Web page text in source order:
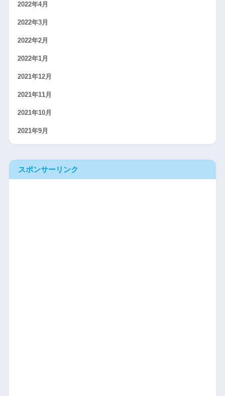
2022年4月
2022年3月
2022年2月
2022年1月
2021年12月
2021年11月
2021年10月
2021年9月
スポンサーリンク